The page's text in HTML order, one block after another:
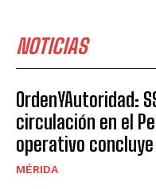
NOTICIAS
OrdenYAutoridad:
circulación en el
operativo
MÉRIDA